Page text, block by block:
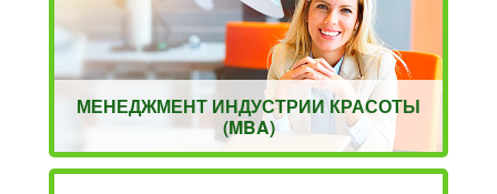
МЕНЕДЖМЕНТ ИНДУСТРИИ КРАСОТЫ
(MBA)